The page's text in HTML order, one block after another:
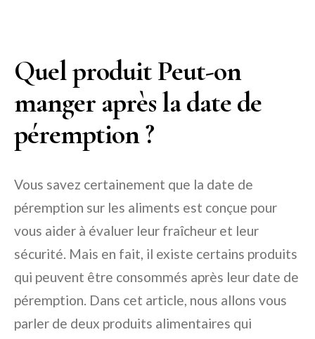
Quel produit Peut-on
manger après la date de
péremption ?
Vous savez certainement que la date de
péremption sur les aliments est conçue pour
vous aider à évaluer leur fraîcheur et leur
sécurité. Mais en fait, il existe certains produits
qui peuvent être consommés après leur date de
péremption. Dans cet article, nous allons vous
parler de deux produits alimentaires qui